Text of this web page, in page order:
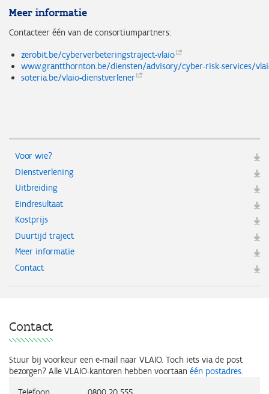
Meer informatie
Contacteer één van de consortiumpartners:
zerobit.be/cyberverbeteringstraject-vlaio
www.grantthornton.be/diensten/advisory/cyber-risk-services/
soteria.be/vlaio-dienstverlener
Voor wie?
Dienstverlening
Uitbreiding
Eindresultaat
Kostprijs
Duurtijd traject
Meer informatie
Contact
Contact
Stuur bij voorkeur een e-mail naar VLAIO. Toch iets via de post
bezorgen? Alle VLAIO-kantoren hebben voortaan één postadres